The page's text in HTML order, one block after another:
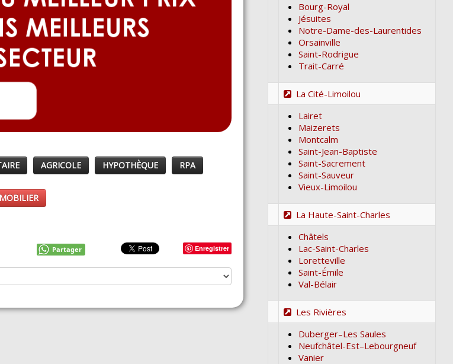
AGRICOLE HYPOTHÈQUE RPA
Enregistrer
Partager
Bourg-Royal
Jésuites
Notre-Dame-des-Laurentides
Orsainville
Saint-Rodrigue
Trait-Carré
La Cité-Limoilou
Lairet
Maizerets
Montcalm
Saint-Jean-Baptiste
Saint-Sacrement
Saint-Sauveur
Vieux-Limoilou
La Haute-Saint-Charles
Châtels
Lac-Saint-Charles
Loretteville
Saint-Émile
Val-Bélair
Les Rivières
Duberger–Les Saules
Neufchâtel-Est–Lebourgneuf
Vanier